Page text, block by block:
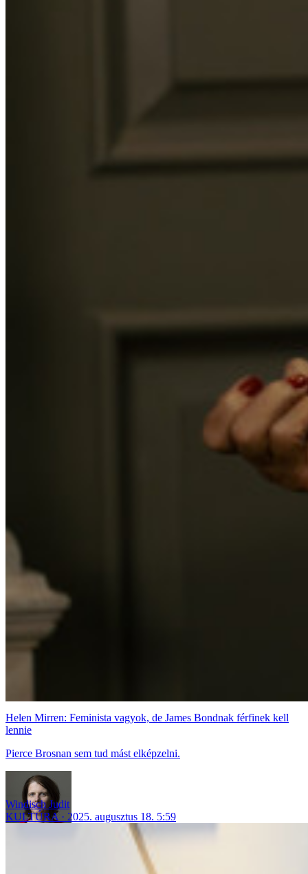
Helen Mirren: Feminista vagyok, de James Bondnak férfinek kell
lennie
Pierce Brosnan sem tud mást elképzelni.
Windisch Judit
KULTÚRA
2025. augusztus 18. 5:59